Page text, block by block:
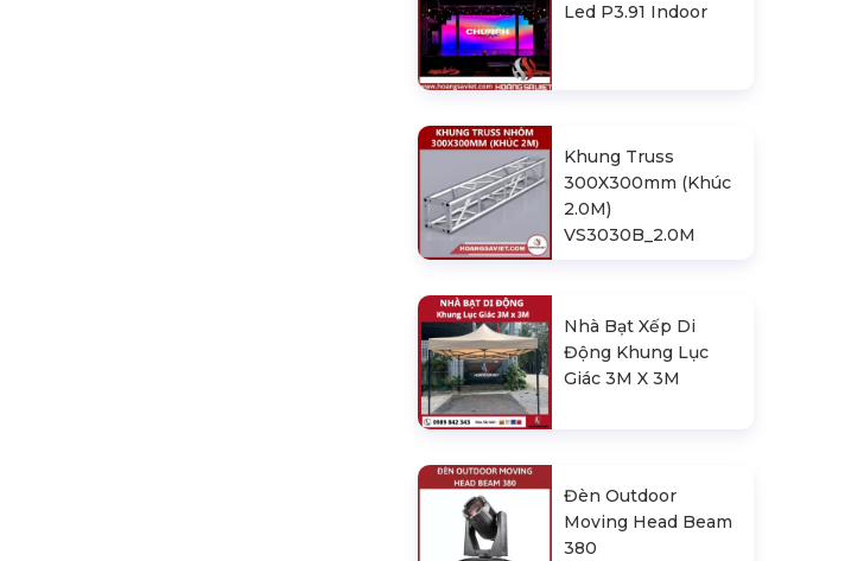
Led P3.91 Indoor
Khung Truss
300X300mm (Khúc
2.0M)
VS3030B_2.0M
Nhà Bạt Xếp Di
Động Khung Lục
Giác 3M X 3M
Đèn Outdoor
Moving Head Beam
380